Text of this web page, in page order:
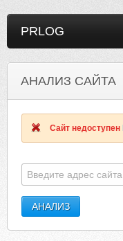
PRLOG
АНАЛИЗ САЙТА
Сайт недоступен